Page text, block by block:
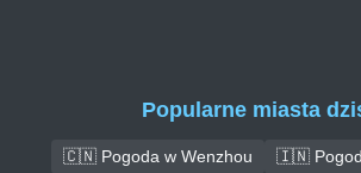
Popularne miasta
🇨🇳 Pogoda w Wenzhou
🇮🇳